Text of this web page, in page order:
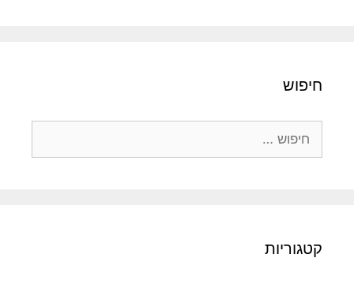
חיפוש
קטגוריות